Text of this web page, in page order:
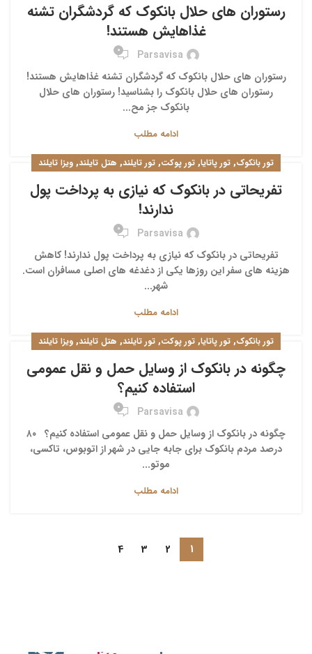
رستوران های حلال بانکوک که گردشگران تشنه
غذاهایش هستند!
Parsavisa
0
رستوران های حلال بانکوک که گردشگران تشنه غذاهایش هستند!
رستوران های حلال بانکوک را بشناسید! رستوران های حلال
بانکوک جز مح...
ادامه مطلب
تور بانکوک, تور پاتایا, تور پوکت, تور تایلند, هتل تایلند, ویزا تایلند
تفریحاتی در بانکوک که نیازی به پرداخت پول
ندارند!
Parsavisa
0
تفریحاتی در بانکوک که نیازی به پرداخت پول ندارند! کاهش
هزینه های سفر این روزها یکی از دغدغه های اصلی مسافران است.
شهر...
ادامه مطلب
تور بانکوک, تور پاتایا, تور پوکت, تور تایلند, هتل تایلند, ویزا تایلند
چگونه در بانکوک از وسایل حمل و نقل عمومی
استفاده کنیم؟
Parsavisa
0
چگونه در بانکوک از وسایل حمل و نقل عمومی استفاده کنیم؟ ۸۰
درصد مردم بانکوک برای جابه جایی در شهر از اتوبوس، تاکسی،
موتو...
ادامه مطلب
1
2
3
4